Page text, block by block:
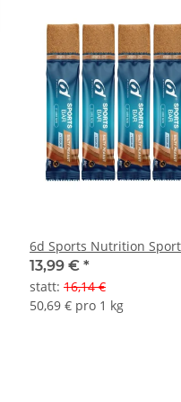
6d Sports Nutrition
13,99 € *
statt: 16,14 €
50,69 € pro 1 kg